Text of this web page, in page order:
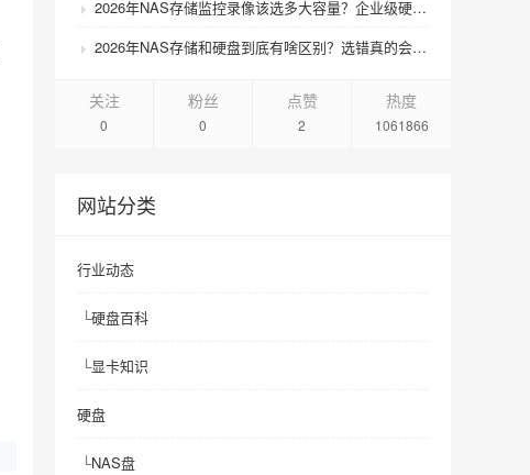
2026年NAS存储监控录像该选多大容量？企业级硬盘怎么搭配才划算？
2026年NAS存储和硬盘到底有啥区别？选错真的会后悔吗？
关注
0
粉丝
0
点赞
2
热度
1061866
网站分类
行业动态
└硬盘百科
└显卡知识
硬盘
└NAS盘